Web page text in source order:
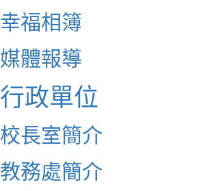
幸福相簿
媒體報導
行政單位
校長室簡介
教務處簡介